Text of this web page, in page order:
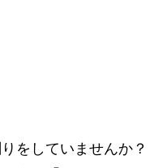
をしていませんか？